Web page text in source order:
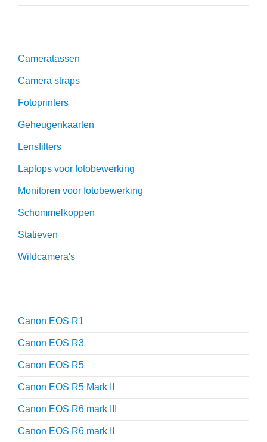
Cameratassen
Camera straps
Fotoprinters
Geheugenkaarten
Lensfilters
Laptops voor fotobewerking
Monitoren voor fotobewerking
Schommelkoppen
Statieven
Wildcamera's
Canon EOS R1
Canon EOS R3
Canon EOS R5
Canon EOS R5 Mark II
Canon EOS R6 mark III
Canon EOS R6 mark II